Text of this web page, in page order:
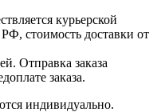
курьерской
стоимость доставки от
Отправка заказа
заказа.
индивидуально.